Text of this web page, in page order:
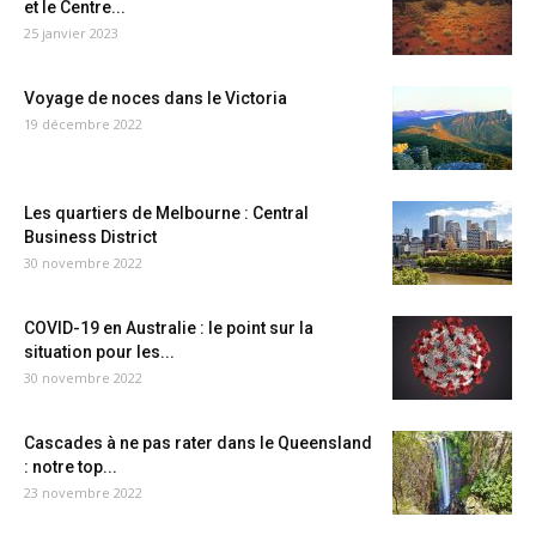
et le Centre...
25 janvier 2023
Voyage de noces dans le Victoria
19 décembre 2022
Les quartiers de Melbourne : Central
Business District
30 novembre 2022
COVID-19 en Australie : le point sur la
situation pour les...
30 novembre 2022
Cascades à ne pas rater dans le Queensland
: notre top...
23 novembre 2022